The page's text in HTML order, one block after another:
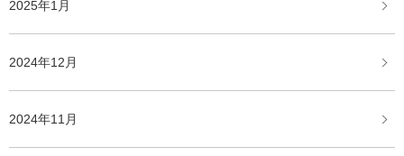
2025年1月
2024年12月
2024年11月